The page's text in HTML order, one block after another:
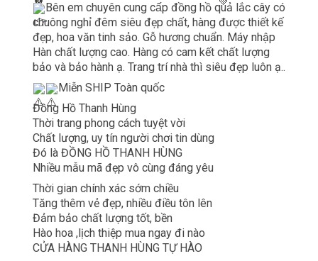
Bên em chuyên cung cấp đồng hồ quả lắc cây có
chuông nghỉ đêm siêu đẹp chất, hàng được thiết kế
đẹp, hoa văn tinh sảo. Gỗ hương chuẩn. Máy nhập
Hàn chất lượng cao. Hàng có cam kết chất lượng
bảo và bảo hành ạ. Trang trí nhà thì siêu đẹp luôn ạ..
Miễn SHIP Toàn quốc
Đồng Hồ Thanh Hùng
Thời trang phong cách tuyệt vời
Chất lượng, uy tín người chơi tin dùng
Đó là ĐỒNG HỒ THANH HÙNG
Nhiều mẫu mã đẹp vô cùng đáng yêu
Thời gian chính xác sớm chiều
Tăng thêm vẻ đẹp, nhiều điều tôn lên
Đảm bảo chất lượng tốt, bền
Hào hoa ,lịch thiệp mua ngay đi nào
CỬA HÀNG THANH HÙNG TỰ HÀO